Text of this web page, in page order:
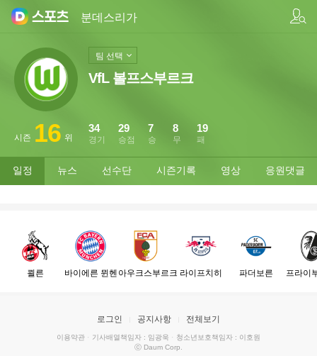
분데스리가
VfL 볼프스부르크
시즌 16 위 경기
34
승점
29
승
7
무
8
패
19
팀 선택
일정 뉴스 선수단 시즌기록 영상 응원댓글
쾰른 바이에른 뮌헨 아우크스부르크 라이프치히 파더보른 프라이
로그인 공지사항 전체보기
이용약관 · 기사배열책임자 : 임광욱 · 청소년보호책임자 : 이호원
ⓒ Daum Corp.